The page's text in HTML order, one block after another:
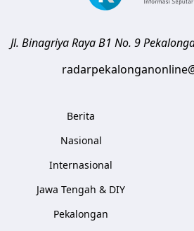
Jl. Binagriya Raya B1 No. 9
Berita
Nasional
Internasional
Jawa Tengah & DIY
Pekalongan